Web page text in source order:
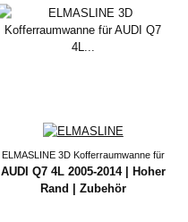
ELMASLINE 3D Kofferraumwanne für
AUDI Q7 4L 2005-2014 | Hoher
Rand | Zubehör